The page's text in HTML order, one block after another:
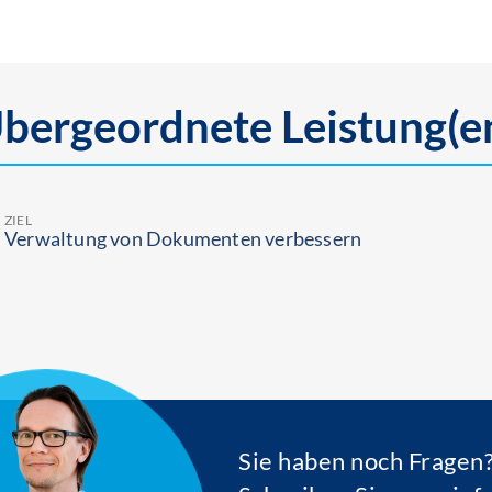
ZIEL
Ver­waltung von Dokumenten verbessern
Sie haben noch